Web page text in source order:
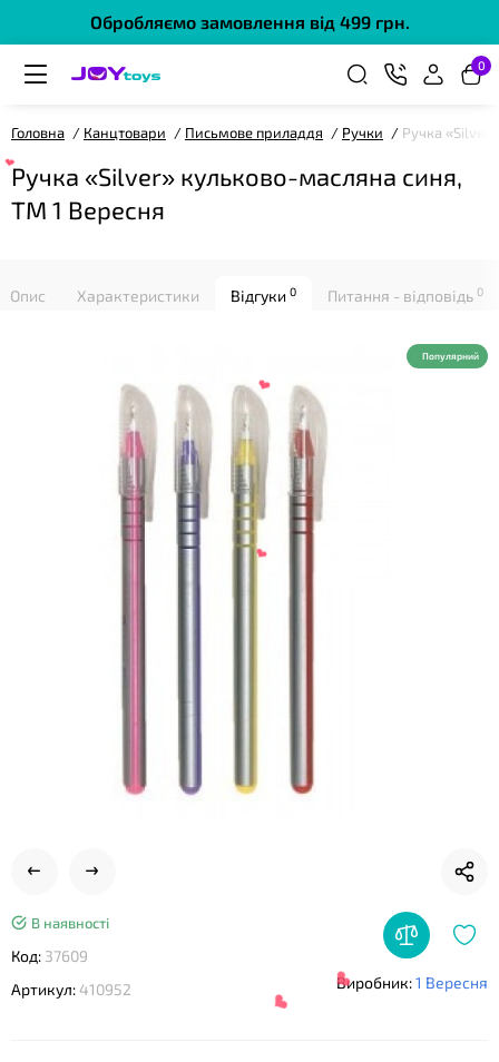
Обробляємо замовлення від 499 грн.
0
Головна Канцтовари Письмове приладдя Ручки Ручка
Ручка «Silver» кульково-масляна синя,
ТМ 1 Вересня
Опис Характеристики Відгуки 0 Питання - відповідь 0
Популярний
В наявності
Код: 37609
Артикул:410952 Виробник:1 Вересня
❤
❤